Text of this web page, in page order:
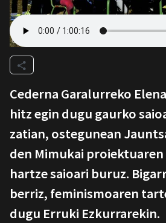
Cederna Garalurreko
hitz egin dugu gaurko
zatian, ostegunean
den Mimukai
hartze saioari buruz.
berriz, feminismoaren
dugu Erruki Ezkurrarekin.